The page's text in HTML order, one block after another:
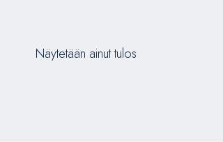
Näytetään ainut tulos